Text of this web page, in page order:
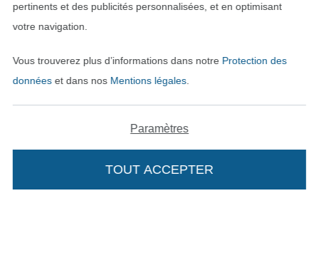
Ajouter à mon panier
Nederlands
Passer à la boutique
Français
Passer à la
pertinents et des publicités personnalisées, et en optimisant
votre navigation.
Vous trouverez plus d’informations dans notre Protection des
donnéeset dans nos Mentions légales.
Paramètres
TOUT ACCEPTER